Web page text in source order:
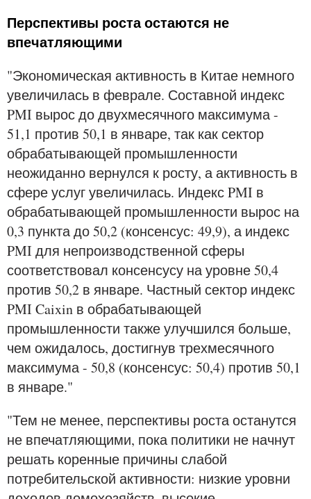
Перспективы роста остаются не
впечатляющими
"Экономическая активность в Китае немного
увеличилась в феврале. Составной индекс
PMI вырос до двухмесячного максимума -
51,1 против 50,1 в январе, так как сектор
обрабатывающей промышленности
неожиданно вернулся к росту, а активность в
сфере услуг увеличилась. Индекс PMI в
обрабатывающей промышленности вырос на
0,3 пункта до 50,2 (консенсус: 49,9), а индекс
PMI для непроизводственной сферы
соответствовал консенсусу на уровне 50,4
против 50,2 в январе. Частный сектор индекс
PMI Caixin в обрабатывающей
промышленности также улучшился больше,
чем ожидалось, достигнув трехмесячного
максимума - 50,8 (консенсус: 50,4) против 50,1
в январе."
"Тем не менее, перспективы роста останутся
не впечатляющими, пока политики не начнут
решать коренные причины слабой
потребительской активности: низкие уровни